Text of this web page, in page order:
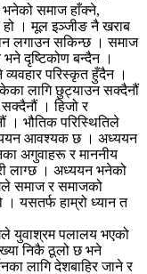
भनेको समाज हाँक्ने,
हो । मूल इञ्जीङ नै खराब
लगाउन सकिन्छ । समाज
भने दृष्टिकोण बन्दैन ।
परिस्कृत हुँदैन ।
लागि छुट्याउन सक्दैनौं
। हिजो र
भौतिक परिस्थितिले
आवश्यक छ । अध्ययन
अगुवाहरू र माननीय
लाग्छ । अध्ययन भनेको
समाज र समाजको
यसतर्फ हाम्रो ध्यान त
युवाश्रम पलालय भएको
निकै ठूलो छ भने
लागि देशबाहिर जाने र